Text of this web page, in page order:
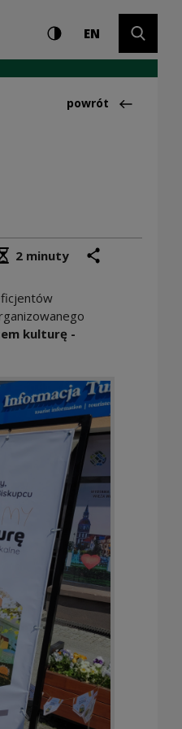
i
Wysoki kontrast
ENCHANGE
Powrót
powrót
Średni czas czytania
2 minuty
kulturę -